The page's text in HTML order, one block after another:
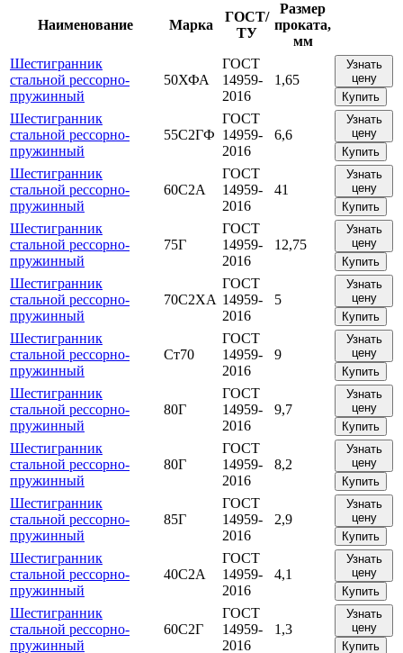
Наименование Марка
ГОСТ/
ТУ
Размер
проката,
мм
Шестигранник
стальной рессорно-
пружинный
50ХФА
ГОСТ
14959-
2016
1,65
Узнать
цену
Купить
Шестигранник
стальной рессорно-
пружинный
55С2ГФ
ГОСТ
14959-
2016
6,6
Узнать
цену
Купить
Шестигранник
стальной рессорно-
пружинный
60С2А
ГОСТ
14959-
2016
41
Узнать
цену
Купить
Шестигранник
стальной рессорно-
пружинный
75Г
ГОСТ
14959-
2016
12,75
Узнать
цену
Купить
Шестигранник
стальной рессорно-
пружинный
70С2ХА
ГОСТ
14959-
2016
5
Узнать
цену
Купить
Шестигранник
стальной рессорно-
пружинный
Ст70
ГОСТ
14959-
2016
9
Узнать
цену
Купить
Шестигранник
стальной рессорно-
пружинный
80Г
ГОСТ
14959-
2016
9,7
Узнать
цену
Купить
Шестигранник
стальной рессорно-
пружинный
80Г
ГОСТ
14959-
2016
8,2
Узнать
цену
Купить
Шестигранник
стальной рессорно-
пружинный
85Г
ГОСТ
14959-
2016
2,9
Узнать
цену
Купить
Шестигранник
стальной рессорно-
пружинный
40С2А
ГОСТ
14959-
2016
4,1
Узнать
цену
Купить
Шестигранник
стальной рессорно-
пружинный
60С2Г
ГОСТ
14959-
2016
1,3
Узнать
цену
Купить